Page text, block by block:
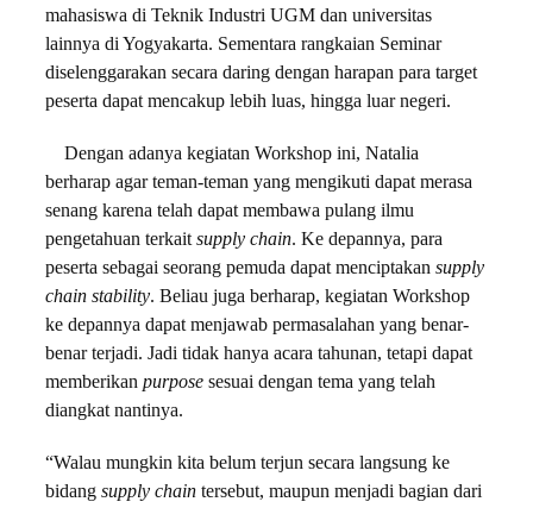
mahasiswa di Teknik Industri UGM dan universitas
lainnya di Yogyakarta. Sementara rangkaian Seminar
diselenggarakan secara daring dengan harapan para target
peserta dapat mencakup lebih luas, hingga luar negeri.
Dengan adanya kegiatan Workshop ini, Natalia
berharap agar teman-teman yang mengikuti dapat merasa
senang karena telah dapat membawa pulang ilmu
pengetahuan terkaitsupply chain. Ke depannya, para
peserta sebagai seorang pemuda dapat menciptakan supply
chain stability. Beliau juga berharap, kegiatan Workshop
ke depannya dapat menjawab permasalahan yang benar-
benar terjadi. Jadi tidak hanya acara tahunan, tetapi dapat
memberikan purpose sesuai dengan tema yang telah
diangkat nantinya.
“Walau mungkin kita belum terjun secara langsung ke
bidang supply chain tersebut, maupun menjadi bagian dari